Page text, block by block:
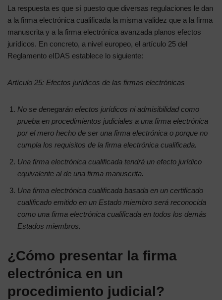
La respuesta es que sí puesto que diversas regulaciones le dan
a la firma electrónica cualificada la misma validez que a la firma
manuscrita y a la firma electrónica avanzada planos efectos
jurídicos. En concreto, a nivel europeo, el artículo 25 del
Reglamento eIDAS establece lo siguiente:
Artículo 25: Efectos jurídicos de las firmas electrónicas
No se denegarán efectos jurídicos ni admisibilidad como
prueba en procedimientos judiciales a una firma electrónica
por el mero hecho de ser una firma electrónica o porque no
cumpla los requisitos de la firma electrónica cualificada.
Una firma electrónica cualificada tendrá un efecto jurídico
equivalente al de una firma manuscrita.
Una firma electrónica cualificada basada en un certificado
cualificado emitido en un Estado miembro será reconocida
como una firma electrónica cualificada en todos los demás
Estados miembros.
¿Cómo presentar la firma
electrónica en un
procedimiento judicial?